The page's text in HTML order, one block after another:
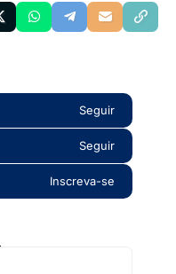
Seguir
Seguir
Inscreva-se